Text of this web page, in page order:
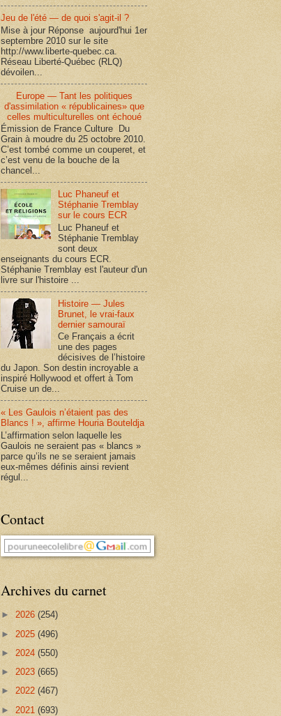
Jeu de l'été — de quoi s'agit-il ?
Mise à jour Réponse aujourd'hui 1er
septembre 2010 sur le site
http://www.liberte-quebec.ca.
Réseau Liberté-Québec (RLQ)
dévoilen...
Europe — Tant les politiques
d'assimilation « républicaines» que
celles multiculturelles ont échoué
Émission de France Culture Du
Grain à moudre du 25 octobre 2010.
C’est tombé comme un couperet, et
c’est venu de la bouche de la
chancel...
Luc Phaneuf et
Stéphanie Tremblay
sur le cours ECR
Luc Phaneuf et
Stéphanie Tremblay
sont deux
enseignants du cours ECR.
Stéphanie Tremblay est l'auteur d'un
livre sur l'histoire ...
Histoire — Jules
Brunet, le vrai-faux
dernier samouraï
Ce Français a écrit
une des pages
décisives de l’histoire
du Japon. Son destin incroyable a
inspiré Hollywood et offert à Tom
Cruise un de...
« Les Gaulois n’étaient pas des
Blancs ! », affirme Houria Bouteldja
L’affirmation selon laquelle les
Gaulois ne seraient pas « blancs »
parce qu’ils ne se seraient jamais
eux-mêmes définis ainsi revient
régul...
Contact
Archives du carnet
► 2026 (254)
► 2025 (496)
► 2024 (550)
► 2023 (665)
► 2022 (467)
► 2021 (693)